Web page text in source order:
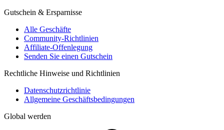
Gutschein & Ersparnisse
Alle Geschäfte
Community-Richtlinien
Affiliate-Offenlegung
Senden Sie einen Gutschein
Rechtliche Hinweise und Richtlinien
Datenschutzrichtlinie
Allgemeine Geschäftsbedingungen
Global werden